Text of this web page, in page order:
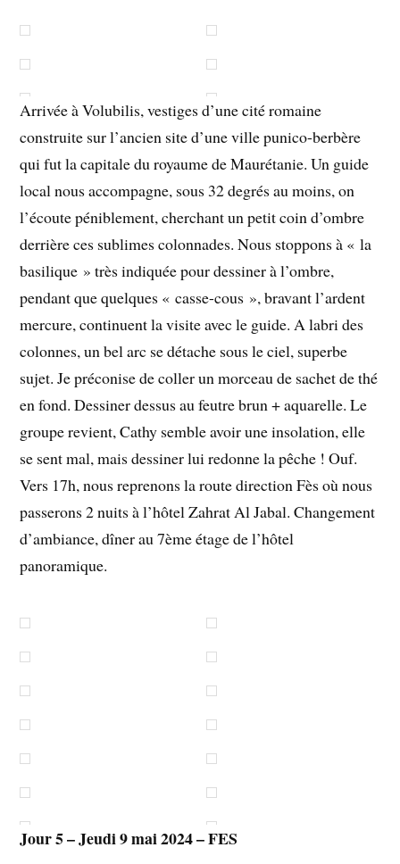
Arrivée à Volubilis, vestiges d’une cité romaine
construite sur l’ancien site d’une ville punico-berbère
qui fut la capitale du royaume de Maurétanie. Un guide
local nous accompagne, sous 32 degrés au moins, on
l’écoute péniblement, cherchant un petit coin d’ombre
derrière ces sublimes colonnades. Nous stoppons à « la
basilique » très indiquée pour dessiner à l’ombre,
pendant que quelques « casse-cous », bravant l’ardent
mercure, continuent la visite avec le guide. A labri des
colonnes, un bel arc se détache sous le ciel, superbe
sujet. Je préconise de coller un morceau de sachet de thé
en fond. Dessiner dessus au feutre brun + aquarelle. Le
groupe revient, Cathy semble avoir une insolation, elle
se sent mal, mais dessiner lui redonne la pêche ! Ouf.
Vers 17h, nous reprenons la route direction Fès où nous
passerons 2 nuits à l’hôtel Zahrat Al Jabal. Changement
d’ambiance, dîner au 7ème étage de l’hôtel
panoramique.
Jour 5 – Jeudi 9 mai 2024 – FES